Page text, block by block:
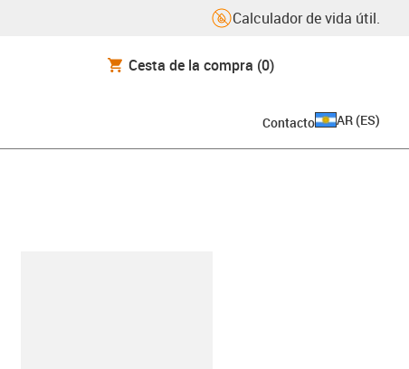
Calculador de vida útil.
Cesta de la compra (0)
Contacto AR (ES)